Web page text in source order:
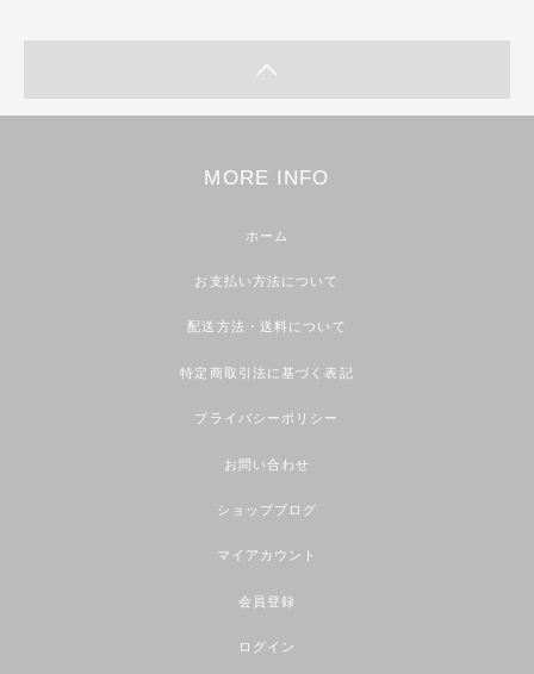
MORE INFO
ホーム
お支払い方法について
配送方法・送料について
特定商取引法に基づく表記
プライバシーポリシー
お問い合わせ
ショップブログ
マイアカウント
会員登録
ログイン